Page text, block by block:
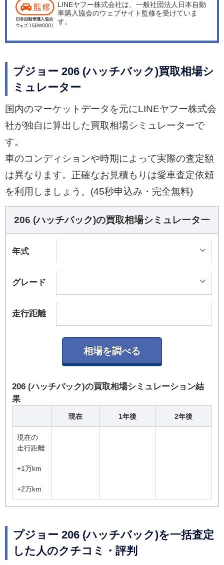
LINEヤフー株式会社は、一般社団法人日本自動
車購入協会のウェブサイト監修を受けていま
す。
プジョー 206 (ハッチバック)買取相場シ
ミュレーター
国内のマーケットデータを元にLINEヤフー株式会
社が独自に算出した買取相場シミュレーターで
す。
車のコンディションや時期によって実際の査定額
は異なります。正確なお見積もりは愛車査定依頼
を利用しましょう。(45秒申込み・完全無料)
206 (ハッチバック)の買取相場シミュレーター
年式
グレード
走行距離
206 (ハッチバック)の買取相場シミュレーション結
果
現在 1年後 2年後
現在の
走行距離
+1万km
+2万km
プジョー 206 (ハッチバック)を一括査定
した人のクチコミ・評判